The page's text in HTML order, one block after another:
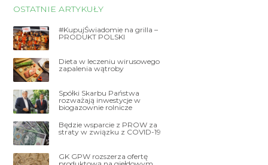
OSTATNIE ARTYKUŁY
#KupujŚwiadomie na grilla –
PRODUKT POLSKI
Dieta w leczeniu wirusowego
zapalenia wątroby
Spółki Skarbu Państwa
rozważają inwestycje w
biogazownie rolnicze
Będzie wsparcie z PROW za
straty w związku z COVID-19
GK GPW rozszerza ofertę